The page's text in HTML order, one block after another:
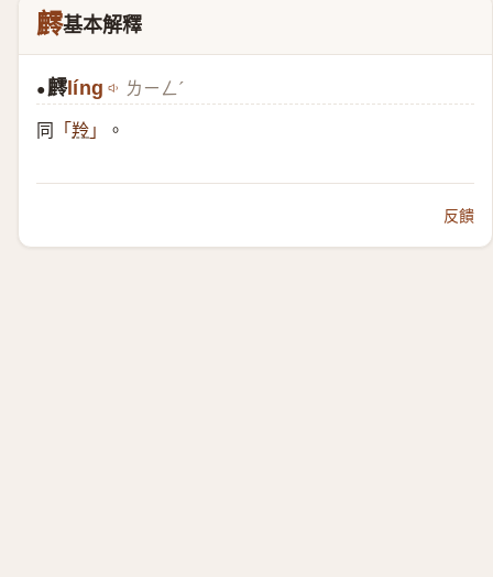
䴫基本解釋
● 䴫líng ㄌㄧㄥˊ
同 「 羚 」 。
反饋